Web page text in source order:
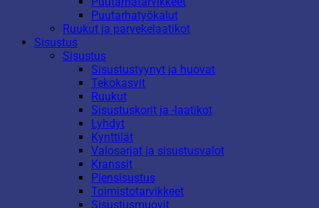
Puutarhatyökalut
Ruukut ja parvekelaatikot
Sisustus
Sisustus
Sisustustyynyt ja huovat
Tekokasvit
Ruukut
Sisustuskorit ja -laatikot
Lyhdyt
Kynttilät
Valosarjat ja sisustusvalot
Kranssit
Piensisustus
Toimistotarvikkeet
Sisustusmuovit